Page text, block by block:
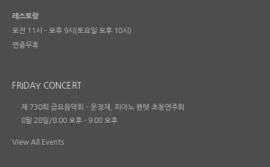
레스토랑
오전 11시 – 오후 9시(토요일 오후 10시)
연중무휴
FRIDAY CONCERT
제 730회 금요음악회 – 문정재, 피아노 퀸텟 초청연주회
8월 28일/8:00 오후 - 9:00 오후
View All Events